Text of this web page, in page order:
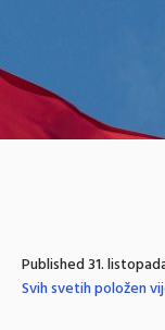
Published31.
Svih svetih položen